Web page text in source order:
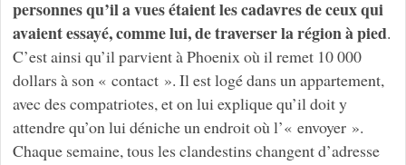
personnes qu’il a vues étaient les cadavres de ceux qui
avaient essayé, comme lui, de traverser la région à pied.
C’est ainsi qu’il parvient à Phoenix où il remet 10 000
dollars à son « contact ». Il est logé dans un appartement,
avec des compatriotes, et on lui explique qu’il doit y
attendre qu’on lui déniche un endroit où l’« envoyer ».
Chaque semaine, tous les clandestins changent d’adresse